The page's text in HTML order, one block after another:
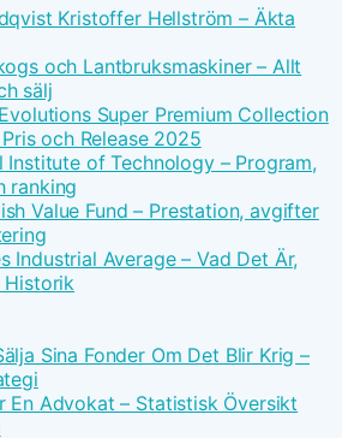
Kristoffer Hellström – Äkta
och Lantbruksmaskiner – Allt
sälj
Super Premium Collection
och Release 2025
Institute of Technology – Program,
ranking
Value Fund – Prestation, avgifter
Industrial Average – Vad Det Är,
Historik
Sina Fonder Om Det Blir Krig –
En Advokat – Statistisk Översikt